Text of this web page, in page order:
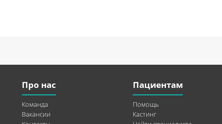
Про нас
Команда
Вакансии
Пациентам
Помощь
Кастинг